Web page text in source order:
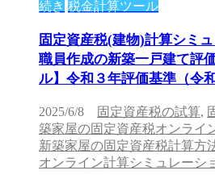
続き 税金計算ツール
固定資産税(建物)計算シミ
職員作成の新築一戸建て評
ル】令和３年評価基準（令
2025/6/8 固定資産税の試算,
築家屋の固定資産税オンライ
新築家屋の固定資産税計算方
オンライン計算シミュレーシ